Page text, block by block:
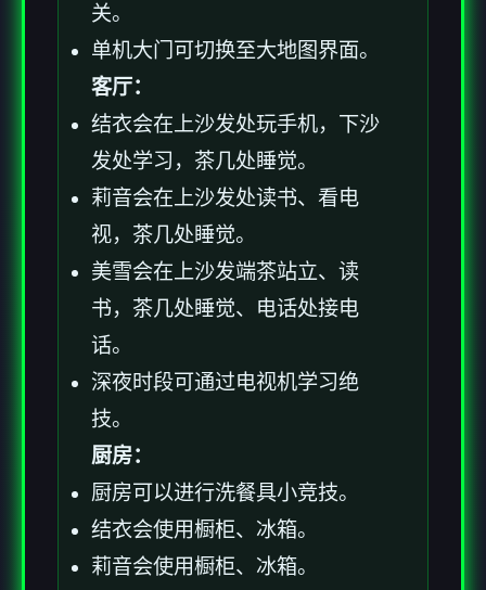
关。
单机大门可切换至大地图界面。
客厅：
结衣会在上沙发处玩手机，下沙
发处学习，茶几处睡觉。
莉音会在上沙发处读书、看电
视，茶几处睡觉。
美雪会在上沙发端茶站立、读
书，茶几处睡觉、电话处接电
话。
深夜时段可通过电视机学习绝
技。
厨房：
厨房可以进行洗餐具小竞技。
结衣会使用橱柜、冰箱。
莉音会使用橱柜、冰箱。